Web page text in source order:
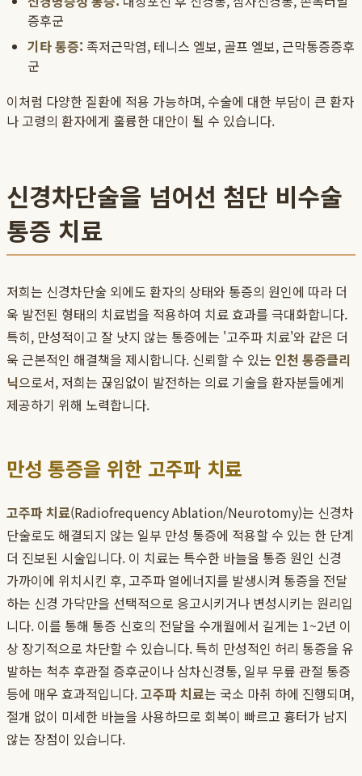
증후군
기타 통증: 족저근막염, 테니스 엘보, 골프 엘보, 근막통증증후
군
이처럼 다양한 질환에 적용 가능하며, 수술에 대한 부담이 큰 환자
나 고령의 환자에게 훌륭한 대안이 될 수 있습니다.
신경차단술을 넘어선 첨단 비수술
통증 치료
저희는 신경차단술 외에도 환자의 상태와 통증의 원인에 따라 더
욱 발전된 형태의 치료법을 적용하여 치료 효과를 극대화합니다.
특히, 만성적이고 잘 낫지 않는 통증에는 '고주파 치료'와 같은 더
욱 근본적인 해결책을 제시합니다. 신뢰할 수 있는 인천 통증클리
닉으로서, 저희는 끊임없이 발전하는 의료 기술을 환자분들에게
제공하기 위해 노력합니다.
만성 통증을 위한 고주파 치료
고주파 치료(Radiofrequency Ablation/Neurotomy)는 신경차
단술로도 해결되지 않는 일부 만성 통증에 적용할 수 있는 한 단계
더 진보된 시술입니다. 이 치료는 특수한 바늘을 통증 원인 신경
가까이에 위치시킨 후, 고주파 열에너지를 발생시켜 통증을 전달
하는 신경 가닥만을 선택적으로 응고시키거나 변성시키는 원리입
니다. 이를 통해 통증 신호의 전달을 수개월에서 길게는 1~2년 이
상 장기적으로 차단할 수 있습니다. 특히 만성적인 허리 통증을 유
발하는 척추 후관절 증후군이나 삼차신경통, 일부 무릎 관절 통증
등에 매우 효과적입니다.고주파 치료는 국소 마취 하에 진행되며,
절개 없이 미세한 바늘을 사용하므로 회복이 빠르고 흉터가 남지
않는 장점이 있습니다.